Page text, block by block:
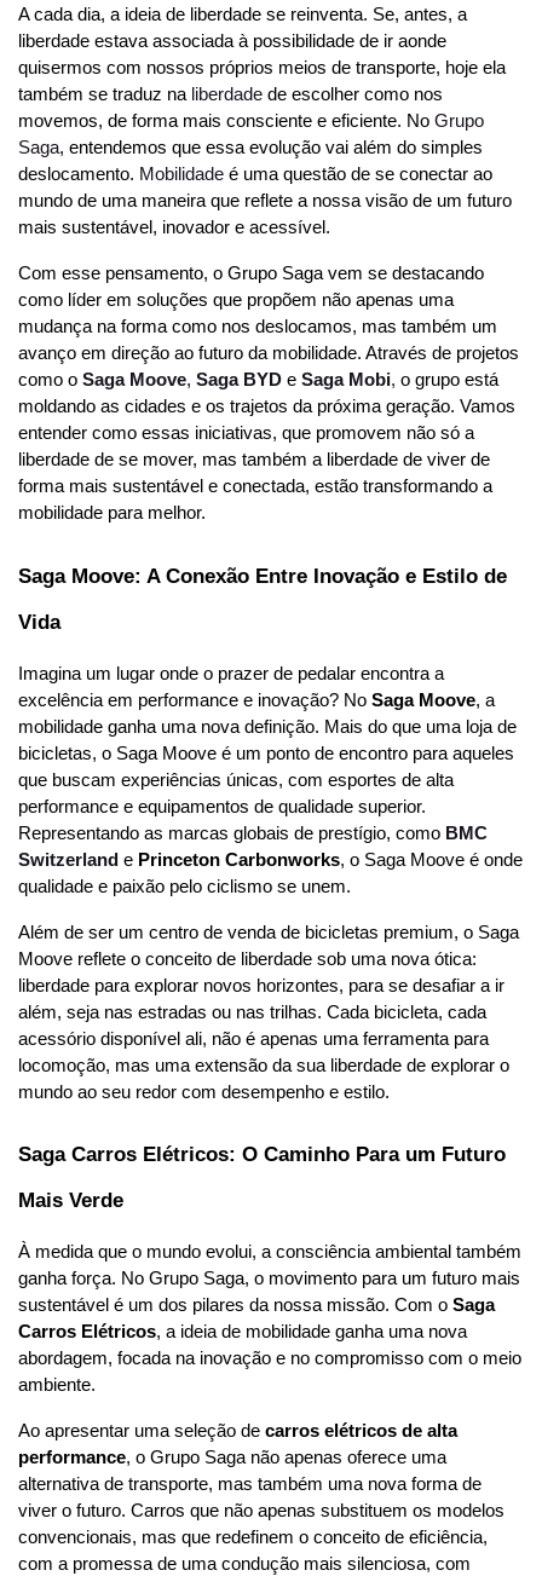
A cada dia, a ideia de liberdade se reinventa. Se, antes, a
liberdade estava associada à possibilidade de ir aonde
quisermos com nossos próprios meios de transporte, hoje ela
também se traduz na liberdade de escolher como nos
movemos, de forma mais consciente e eficiente. No Grupo
Saga, entendemos que essa evolução vai além do simples
deslocamento. Mobilidade é uma questão de se conectar ao
mundo de uma maneira que reflete a nossa visão de um futuro
mais sustentável, inovador e acessível.
Com esse pensamento, o Grupo Saga vem se destacando
como líder em soluções que propõem não apenas uma
mudança na forma como nos deslocamos, mas também um
avanço em direção ao futuro da mobilidade. Através de projetos
como o Saga Moove, Saga BYD e Saga Mobi, o grupo está
moldando as cidades e os trajetos da próxima geração. Vamos
entender como essas iniciativas, que promovem não só a
liberdade de se mover, mas também a liberdade de viver de
forma mais sustentável e conectada, estão transformando a
mobilidade para melhor.
Saga Moove: A Conexão Entre Inovação e Estilo de
Vida
Imagina um lugar onde o prazer de pedalar encontra a
excelência em performance e inovação? No Saga Moove, a
mobilidade ganha uma nova definição. Mais do que uma loja de
bicicletas, o Saga Moove é um ponto de encontro para aqueles
que buscam experiências únicas, com esportes de alta
performance e equipamentos de qualidade superior.
Representando as marcas globais de prestígio, como BMC
Switzerland e Princeton Carbonworks, o Saga Moove é onde
qualidade e paixão pelo ciclismo se unem.
Além de ser um centro de venda de bicicletas premium, o Saga
Moove reflete o conceito de liberdade sob uma nova ótica:
liberdade para explorar novos horizontes, para se desafiar a ir
além, seja nas estradas ou nas trilhas. Cada bicicleta, cada
acessório disponível ali, não é apenas uma ferramenta para
locomoção, mas uma extensão da sua liberdade de explorar o
mundo ao seu redor com desempenho e estilo.
Saga Carros Elétricos: O Caminho Para um Futuro
Mais Verde
À medida que o mundo evolui, a consciência ambiental também
ganha força. No Grupo Saga, o movimento para um futuro mais
sustentável é um dos pilares da nossa missão. Com o Saga
Carros Elétricos, a ideia de mobilidade ganha uma nova
abordagem, focada na inovação e no compromisso com o meio
ambiente.
Ao apresentar uma seleção de carros elétricos de alta
performance, o Grupo Saga não apenas oferece uma
alternativa de transporte, mas também uma nova forma de
viver o futuro. Carros que não apenas substituem os modelos
convencionais, mas que redefinem o conceito de eficiência,
com a promessa de uma condução mais silenciosa, com